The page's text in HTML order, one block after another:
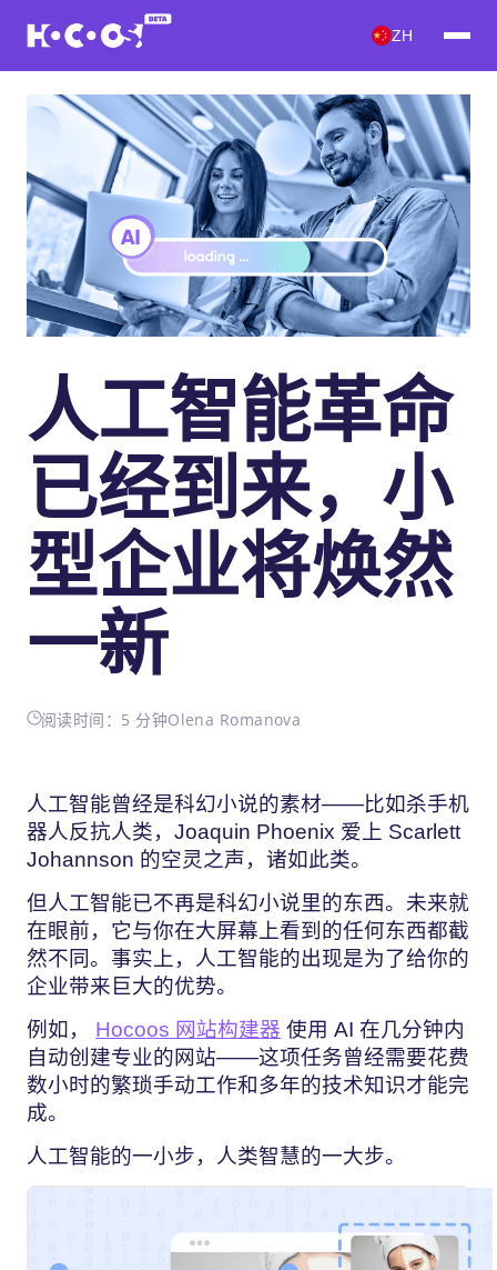
ZH
人工智能革命
已经到来，小
型企业将焕然
一新
阅读时间：5 分钟Olena Romanova
人工智能曾经是科幻小说的素材——比如杀手机
器人反抗人类，Joaquin Phoenix 爱上 Scarlett
Johannson 的空灵之声，诸如此类。
但人工智能已不再是科幻小说里的东西。未来就
在眼前，它与你在大屏幕上看到的任何东西都截
然不同。事实上，人工智能的出现是为了给你的
企业带来巨大的优势。
例如， Hocoos 网站构建器 使用 AI 在几分钟内
自动创建专业的网站——这项任务曾经需要花费
数小时的繁琐手动工作和多年的技术知识才能完
成。
人工智能的一小步，人类智慧的一大步。